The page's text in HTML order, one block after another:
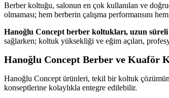
Berber koltuğu, salonun en çok kullanılan ve
olmaması; hem berberin çalışma performansını
Hanoğlu Concept berber koltukları, uzun
sağlarken; koltuk yüksekliği ve eğim açıları,
Hanoğlu Concept Berber ve Kuaför
Hanoğlu Concept ürünleri, tekil bir koltuk
konseptlerine kolaylıkla entegre edilebilir.